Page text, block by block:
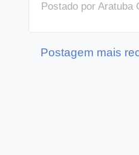
Postado por Aratuba
Postagem mais